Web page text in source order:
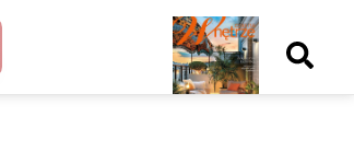
Nowy
numer